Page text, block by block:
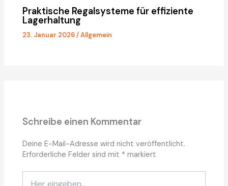
Praktische Regalsysteme für effiziente
Lagerhaltung
23. Januar 2026/Allgemein
Schreibe einen Kommentar
Deine E-Mail-Adresse wird nicht veröffentlicht.
Erforderliche Felder sind mit * markiert